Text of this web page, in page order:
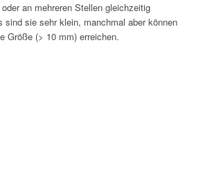
an mehreren Stellen gleichzeitig
sind sie sehr klein, manchmal aber können
Größe (> 10 mm) erreichen.